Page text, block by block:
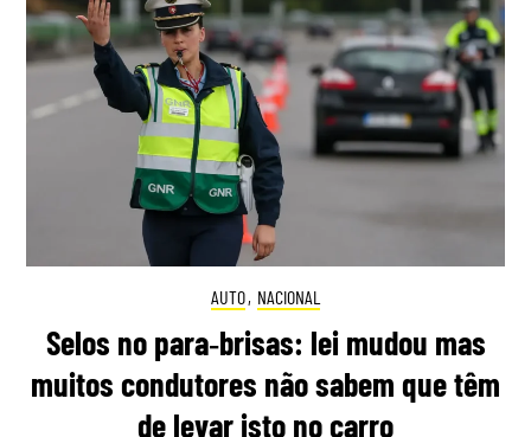
AUTO, NACIONAL
Selos no para‑brisas: lei mudou mas
muitos condutores não sabem que têm
de levar isto no carro